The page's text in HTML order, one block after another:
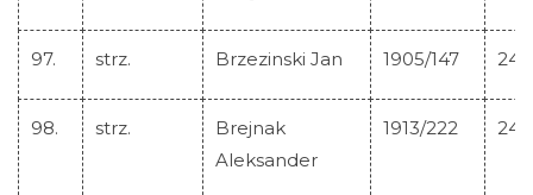
97. strz. Brzezinski Jan 1905/147
98. strz.
Brejnak
Aleksander
1913/222